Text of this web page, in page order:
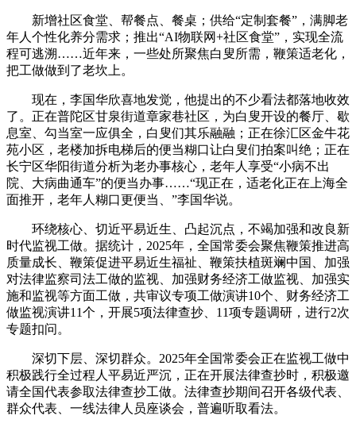
新增社区食堂、帮餐点、餐桌；供给“定制套餐”，满脚老
年人个性化养分需求；推出“AI物联网+社区食堂”，实现全流
程可逃溯……近年来，一些处所聚焦白叟所需，鞭策适老化，
把工做做到了老坎上。
现在，李国华欣喜地发觉，他提出的不少看法都落地收效
了。正在普陀区甘泉街道章家巷社区，为白叟开设的餐厅、歇
息室、勾当室一应俱全，白叟们其乐融融；正在徐汇区金牛花
苑小区，老楼加拆电梯后的便当糊口让白叟们拍案叫绝；正在
长宁区华阳街道分析为老办事核心，老年人享受“小病不出
院、大病曲通车”的便当办事……“现正在，适老化正在上海全
面推开，老年人糊口更便当、”李国华说。
环绕核心、切近平易近生、凸起沉点，不竭加强和改良新
时代监视工做。据统计，2025年，全国常委会聚焦鞭策推进高
质量成长、鞭策促进平易近生福祉、鞭策扶植斑斓中国、加强
对法律监察司法工做的监视、加强财务经济工做监视、加强实
施和监视等方面工做，共审议专项工做演讲10个、财务经济工
做监视演讲11个，开展5项法律查抄、11项专题调研，进行2次
专题扣问。
深切下层、深切群众。2025年全国常委会正在监视工做中
积极践行全过程人平易近严沉，正在开展法律查抄时，积极邀
请全国代表参取法律查抄工做。法律查抄期间召开各级代表、
群众代表、一线法律人员座谈会，普遍听取看法。